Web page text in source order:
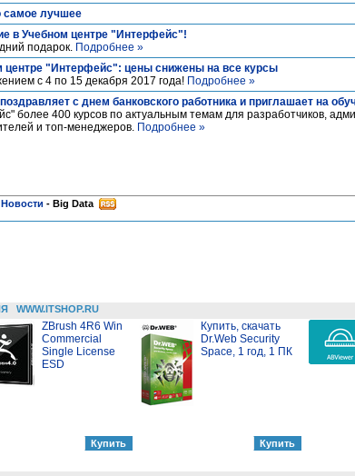
самое лучшее
в Учебном центре "Интерфейс"!
подарок. Подробнее »
центре "Интерфейс": цены снижены на все курсы
с 4 по 15 декабря 2017 года! Подробнее »
с днем банковского работника и приглашает на
более 400 курсов по актуальным темам для разработчиков,
и топ-менеджеров. Подробнее »
Новости - Big Data
WWW.ITSHOP.RU
ZBrush 4R6 Win
Commercial
Single License
ESD
Купить, скачать
Dr.Web Security
Space, 1 год, 1 ПК